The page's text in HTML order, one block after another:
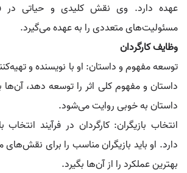
عهده دارد. وی نقش کلیدی و حیاتی در
مسئولیت‌های متعددی را به عهده می‌گیرد.
وظایف کارگردان
توسعه مفهوم و داستان: او با نویسنده و
داستان و مفهوم کلی اثر را توسعه دهد،
داستان به خوبی روایت می‌شود.
انتخاب بازیگران: کارگردان در فرآیند
دارد. او باید بازیگران مناسب را برای
بهترین عملکرد را از آن‌ها بگیرد.